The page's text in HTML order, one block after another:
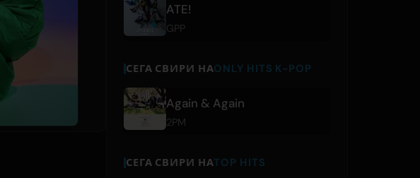
ATE!
GPP
СЕГА СВИРИ НАONLY HITS K-POP
Again & Again
2PM
СЕГА СВИРИ НАTOP HITS